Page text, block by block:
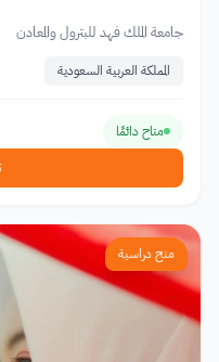
جامعة الملك فهد للبترول والمعادن
المملكة العربية السعودية
متاح دائمًا
منح دراسية